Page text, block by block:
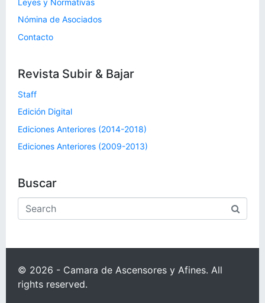
Leyes y Normativas
Nómina de Asociados
Contacto
Revista Subir & Bajar
Staff
Edición Digital
Ediciones Anteriores (2014-2018)
Ediciones Anteriores (2009-2013)
Buscar
© 2026 - Camara de Ascensores y Afines. All
rights reserved.